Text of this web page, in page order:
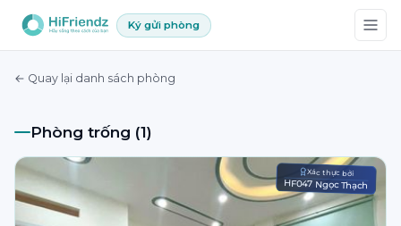
Ký gửi phòng
← Quay lại danh sách phòng
Phòng trống (1)
Xác thực bởi
HF047 Ngọc Thạch